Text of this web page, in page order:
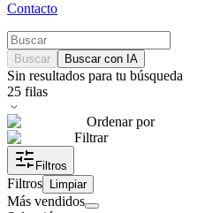
Contacto
Buscar Buscar con IA
Sin resultados para tu búsqueda
25 filas
Ordenar por
Filtrar
Filtros
Filtros Limpiar
Más vendidos